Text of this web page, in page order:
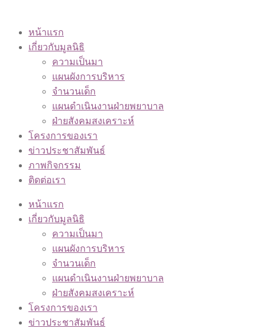
หน้าแรก
เกี่ยวกับมูลนิธิ
ความเป็นมา
แผนผังการบริหาร
จำนวนเด็ก
แผนดำเนินงานฝ่ายพยาบาล
ฝ่ายสังคมสงเคราะห์
โครงการของเรา
ข่าวประชาสัมพันธ์
ภาพกิจกรรม
ติดต่อเรา
หน้าแรก
เกี่ยวกับมูลนิธิ
ความเป็นมา
แผนผังการบริหาร
จำนวนเด็ก
แผนดำเนินงานฝ่ายพยาบาล
ฝ่ายสังคมสงเคราะห์
โครงการของเรา
ข่าวประชาสัมพันธ์